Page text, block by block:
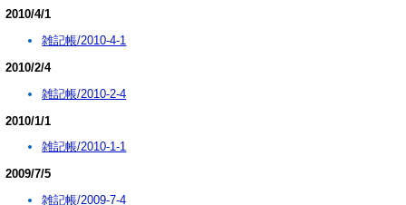
2010/4/1
雑記帳/2010-4-1
2010/2/4
雑記帳/2010-2-4
2010/1/1
雑記帳/2010-1-1
2009/7/5
雑記帳/2009-7-4